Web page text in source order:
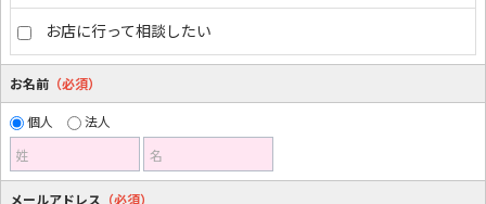
お店に行って相談したい
お名前 （必須）
個人
法人
姓
名
メールアドレス （必須）